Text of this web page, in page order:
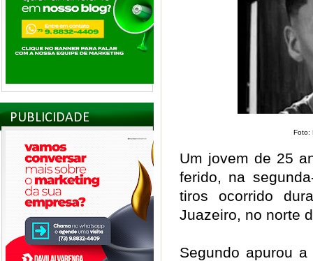
PUBLICIDADE
Foto:
Um jovem de 25
ferido, na
tiros ocorrido
Juazeiro, no norte
Segundo apurou